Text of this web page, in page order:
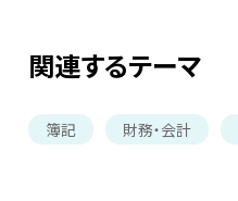
関連するテーマ
簿記 財務・会計